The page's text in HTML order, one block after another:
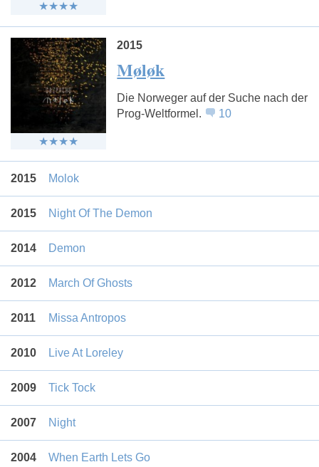
2015
Møløk
Die Norweger auf der Suche nach der
Prog-Weltformel.
10
2015 Molok
2015 Night Of The Demon
2014 Demon
2012 March Of Ghosts
2011 Missa Antropos
2010 Live At Loreley
2009 Tick Tock
2007 Night
2004 When Earth Lets Go